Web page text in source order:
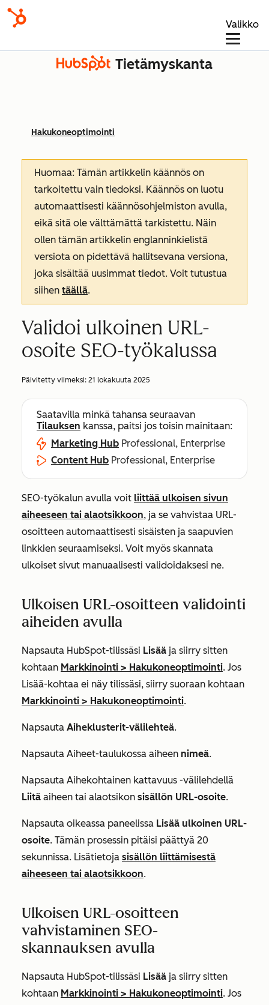
Valikko
Tietämyskanta
Hakukoneoptimointi
Huomaa: Tämän artikkelin käännös on
tarkoitettu vain tiedoksi. Käännös on luotu
automaattisesti käännösohjelmiston avulla,
eikä sitä ole välttämättä tarkistettu. Näin
ollen tämän artikkelin englanninkielistä
versiota on pidettävä hallitsevana versiona,
joka sisältää uusimmat tiedot. Voit tutustua
siihen täällä.
Validoi ulkoinen URL-
osoite SEO-työkalussa
Päivitetty viimeksi: 21 lokakuuta 2025
Saatavilla minkä tahansa seuraavan
Tilauksen kanssa, paitsi jos toisin mainitaan:
Marketing Hub Professional, Enterprise
Content Hub Professional, Enterprise
SEO-työkalun avulla voit liittää ulkoisen sivun
aiheeseen tai alaotsikkoon, ja se vahvistaa URL-
osoitteen automaattisesti sisäisten ja saapuvien
linkkien seuraamiseksi. Voit myös skannata
ulkoiset sivut manuaalisesti validoidaksesi ne.
Ulkoisen URL-osoitteen validointi
aiheiden avulla
Napsauta HubSpot-tilissäsi Lisää ja siirry sitten
kohtaan Markkinointi > Hakukoneoptimointi. Jos
Lisää-kohtaa ei näy tilissäsi, siirry suoraan kohtaan
Markkinointi > Hakukoneoptimointi.
Napsauta Aiheklusterit-välilehteä.
Napsauta Aiheet-taulukossa aiheen nimeä.
Napsauta Aihekohtainen kattavuus -välilehdellä
Liitä aiheen tai alaotsikon sisällön URL-osoite.
Napsauta oikeassa paneelissa Lisää ulkoinen URL-
osoite. Tämän prosessin pitäisi päättyä 20
sekunnissa. Lisätietoja sisällön liittämisestä
aiheeseen tai alaotsikkoon.
Ulkoisen URL-osoitteen
vahvistaminen SEO-
skannauksen avulla
Napsauta HubSpot-tilissäsi Lisää ja siirry sitten
kohtaan Markkinointi > Hakukoneoptimointi. Jos